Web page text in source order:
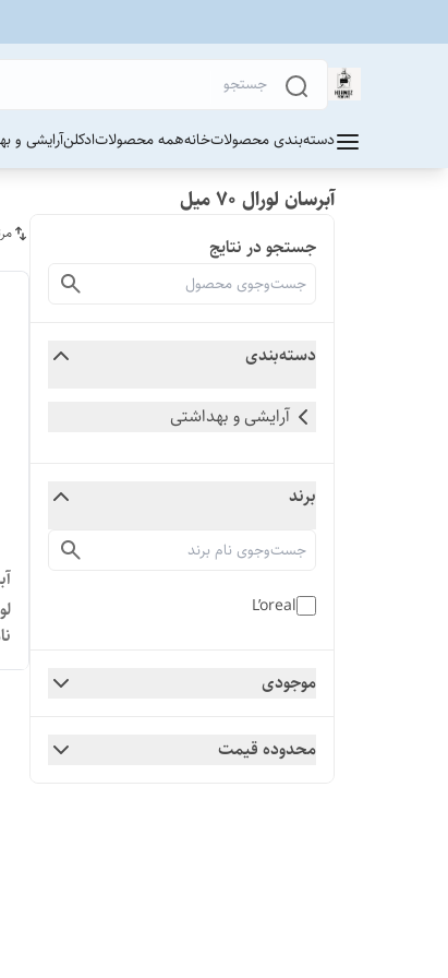
دسته‌بندی محصولاتخانههمه محصولاتادکلنآرایشی و
آبرسان لورال ۷۰ میل
جستجو در نتایج
دسته‌بندی
آرایشی و بهداشتی
برند
L’oreal
موجودی
محدوده قیمت